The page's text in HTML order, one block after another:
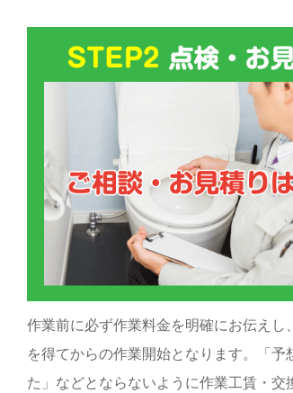
作業前に必ず作業料金を明確にお伝えし
を得てからの作業開始となります。「予
た」などとならないように作業工賃・交